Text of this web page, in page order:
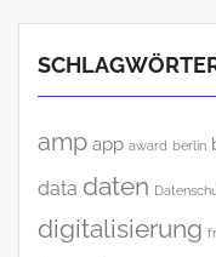
amp app award berlin
data daten
digitalisierung